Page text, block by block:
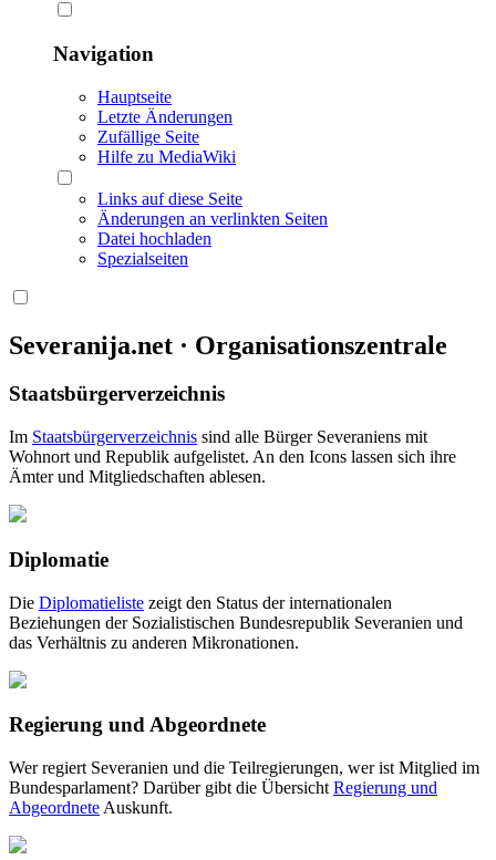
Navigation
Hauptseite
Letzte Änderungen
Zufällige Seite
Hilfe zu MediaWiki
Links auf diese Seite
Änderungen an verlinkten Seiten
Datei hochladen
Spezialseiten
Severanija.net · Organisationszentrale
Staatsbürgerverzeichnis
Im Staatsbürgerverzeichnis sind alle Bürger Severaniens mit
Wohnort und Republik aufgelistet. An den Icons lassen sich ihre
Ämter und Mitgliedschaften ablesen.
Diplomatie
Die Diplomatieliste zeigt den Status der internationalen
Beziehungen der Sozialistischen Bundesrepublik Severanien und
das Verhältnis zu anderen Mikronationen.
Regierung und Abgeordnete
Wer regiert Severanien und die Teilregierungen, wer ist Mitglied im
Bundesparlament? Darüber gibt die Übersicht Regierung und
Abgeordnete Auskunft.